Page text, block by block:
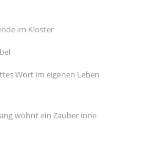
im Kloster
Wort im eigenen Leben
wohnt ein Zauber inne